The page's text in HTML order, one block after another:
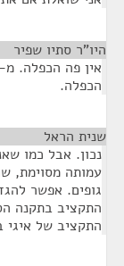
היו"ר סתיו שפיר
הכפלה.
שנית הראל
נכון. אבל כמו
גופים. אפשר
התקציב בתקנה
התקציב של איגי